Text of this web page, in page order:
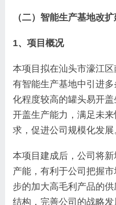
（二）智能生产基地改
1、项目概况
本项目拟在汕头市濠江
有智能生产基地中引进
化程度较高的罐头易开
开盖生产能力，满足未
求，促进公司规模化发展
本项目建成后，公司将
产能，有利于公司把握
步的加大高毛利产品的
结构，完善公司的战略